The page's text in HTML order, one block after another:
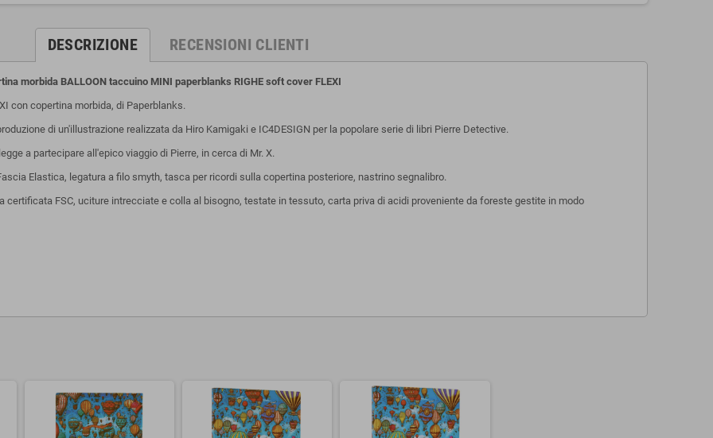
DESCRIZIONE RECENSIONI CLIENTI
morbida BALLOON taccuino MINI paperblanks RIGHE soft cover FLEXI
con copertina morbida, di Paperblanks.
di un'illustrazione realizzata da Hiro Kamigaki e IC4DESIGN per la popolare serie di libri Pierre Detective.
a partecipare all'epico viaggio di Pierre, in cerca di Mr. X.
Elastica, legatura a filo smyth, tasca per ricordi sulla copertina posteriore, nastrino segnalibro.
FSC, uciture intrecciate e colla al bisogno, testate in tessuto, carta priva di acidi proveniente da foreste gestite in modo